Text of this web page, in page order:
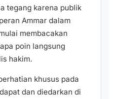
tegang karena publik
Ammar dalam
membacakan
poin langsung
hakim.
khusus pada
dan diedarkan di